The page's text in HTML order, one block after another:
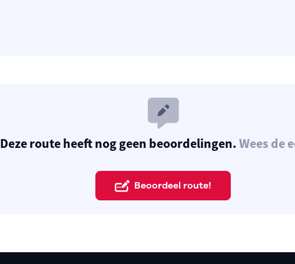
Deze route heeft nog geen beoordelingen.Wees de
Beoordeel route!